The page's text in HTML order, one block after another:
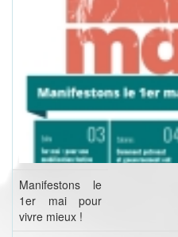
Manifestons le
1er mai pour
vivre mieux !